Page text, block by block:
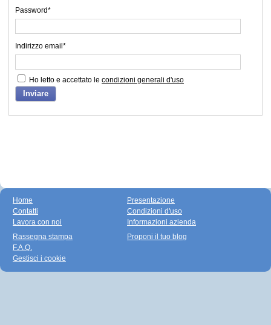
Password*
Indirizzo email*
Ho letto e accettato le condizioni generali d'uso
Inviare
Home
Contatti
Lavora con noi
Presentazione
Condizioni d'uso
Informazioni azienda
Rassegna stampa
F.A.Q.
Gestisci i cookie
Proponi il tuo blog